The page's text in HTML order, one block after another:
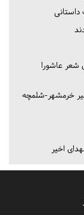
داستانی
شعر عاشورا
خرمشهر-شلمچه
اخیر